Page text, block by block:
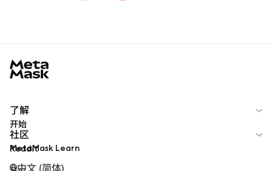
了解
开始
MetaMask Learn
社区
Reddit
中文 (简体)